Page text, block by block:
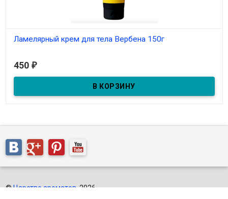
Ламелярный крем для тела Вербена 150г
В наличии
450 ₽
©Царство ароматов, 2026